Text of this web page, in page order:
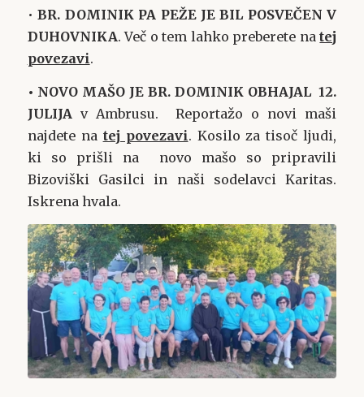
•BR. DOMINIK PA PEŽE JE BIL POSVEČEN V
DUHOVNIKA. Več o tem lahko preberete natej
povezavi.
• NOVO MAŠO JE BR. DOMINIK OBHAJAL 12.
JULIJAv Ambrusu. Reportažo o novi maši
najdete na tej povezavi. Kosilo za tisoč ljudi,
ki so prišli na novo mašo so pripravili
Bizoviški Gasilci in naši sodelavci Karitas.
Iskrena hvala.